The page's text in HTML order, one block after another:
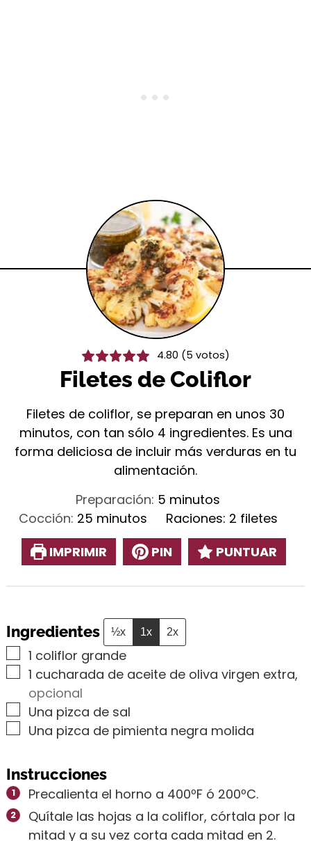
4.80 (5 votos)
Filetes de Coliflor
Filetes de coliflor, se preparan en unos 30
minutos, con tan sólo 4 ingredientes. Es una
forma deliciosa de incluir más verduras en tu
alimentación.
Preparación: 5 minutos
minutos
Cocción: 25minutos
minutos Raciones: 2 filetes
IMPRIMIR
PIN PUNTUAR
Ingredientes ½x 1x 2x
▢1 coliflor grande
▢1 cucharada de aceite de oliva virgen extra,
opcional
▢
Una pizca de sal
▢
Una pizca de pimienta negra molida
Instrucciones
Precalienta el horno a 400ºF ó 200ºC.
Quítale las hojas a la coliflor, córtala por la
mitad y a su vez corta cada mitad en 2.